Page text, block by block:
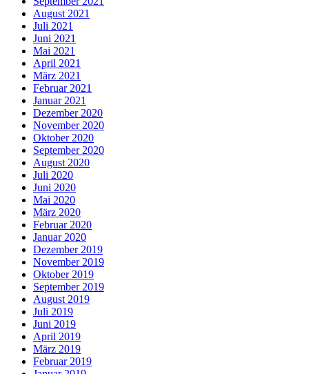
August 2021
Juli 2021
Juni 2021
Mai 2021
April 2021
März 2021
Februar 2021
Januar 2021
Dezember 2020
November 2020
Oktober 2020
September 2020
August 2020
Juli 2020
Juni 2020
Mai 2020
März 2020
Februar 2020
Januar 2020
Dezember 2019
November 2019
Oktober 2019
September 2019
August 2019
Juli 2019
Juni 2019
April 2019
März 2019
Februar 2019